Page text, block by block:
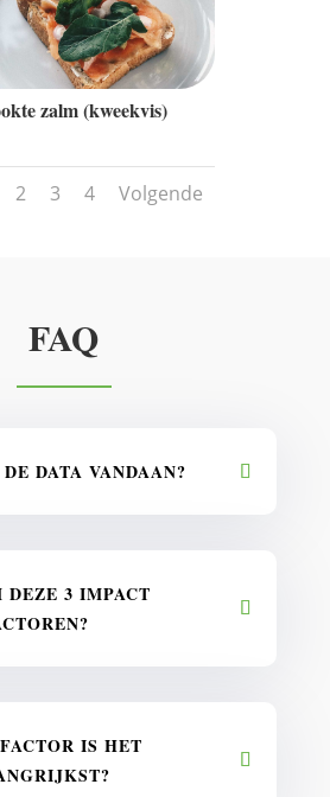
zalm (kweekvis)
2 3 4 Volgende
FAQ
DATA VANDAAN?
DEZE 3 IMPACT
IS HET